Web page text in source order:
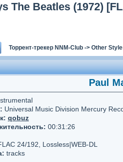
The Beatles (1972)
Торрент-трекер NNM-Club -> Other
Paul
Universal Music Division Mercury
qobuz
00:31:26
24/192, Lossless|WEB-DL
tracks